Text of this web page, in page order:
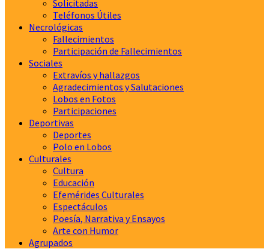
Solicitadas
Teléfonos Útiles
Necrológicas
Fallecimientos
Participación de Fallecimientos
Sociales
Extravíos y hallazgos
Agradecimientos y Salutaciones
Lobos en Fotos
Participaciones
Deportivas
Deportes
Polo en Lobos
Culturales
Cultura
Educación
Efemérides Culturales
Espectáculos
Poesía, Narrativa y Ensayos
Arte con Humor
Agrupados